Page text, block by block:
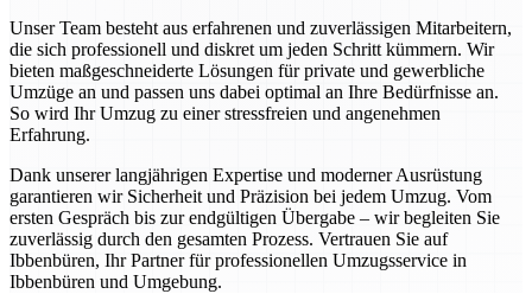
Unser Team besteht aus erfahrenen und zuverlässigen Mitarbeitern,
die sich professionell und diskret um jeden Schritt kümmern. Wir
bieten maßgeschneiderte Lösungen für private und gewerbliche
Umzüge an und passen uns dabei optimal an Ihre Bedürfnisse an.
So wird Ihr Umzug zu einer stressfreien und angenehmen
Erfahrung.
Dank unserer langjährigen Expertise und moderner Ausrüstung
garantieren wir Sicherheit und Präzision bei jedem Umzug. Vom
ersten Gespräch bis zur endgültigen Übergabe – wir begleiten Sie
zuverlässig durch den gesamten Prozess. Vertrauen Sie auf
Ibbenbüren, Ihr Partner für professionellen Umzugsservice in
Ibbenbüren und Umgebung.